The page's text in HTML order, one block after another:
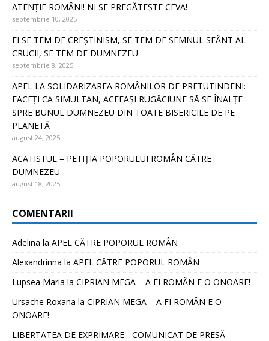
ATENȚIE ROMÂNI! NI SE PREGĂTEȘTE CEVA!
septembrie 10, 2025
EI SE TEM DE CREȘTINISM, SE TEM DE SEMNUL SFÂNT AL
CRUCII, SE TEM DE DUMNEZEU
septembrie 8, 2025
APEL LA SOLIDARIZAREA ROMÂNILOR DE PRETUTINDENI:
FACEȚI CA SIMULTAN, ACEEAȘI RUGĂCIUNE SĂ SE ÎNALȚE
SPRE BUNUL DUMNEZEU DIN TOATE BISERICILE DE PE
PLANETĂ
august 24, 2025
ACATISTUL = PETIȚIA POPORULUI ROMÂN CĂTRE
DUMNEZEU
august 18, 2025
COMENTARII
Adelina la APEL CĂTRE POPORUL ROMÂN
Alexandrinna la APEL CĂTRE POPORUL ROMÂN
Lupsea Maria la CIPRIAN MEGA – A FI ROMÂN E O ONOARE!
Ursache Roxana la CIPRIAN MEGA – A FI ROMÂN E O
ONOARE!
LIBERTATEA DE EXPRIMARE - COMUNICAT DE PRESĂ -